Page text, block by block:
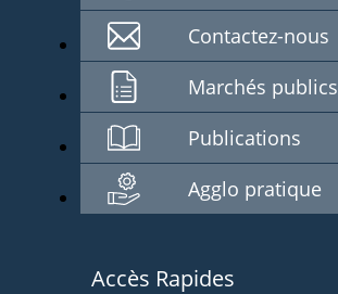
Contactez-nous
Marchés publics
Publications
Agglo pratique
Accès Rapides